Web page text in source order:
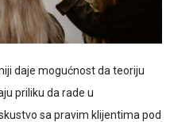
daje mogućnost da teoriju
priliku da rade u
sa pravim klijentima pod